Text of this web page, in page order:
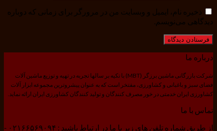
ذخیره نام، ایمیل و وبسایت من در مرورگر برای زمانی که دوباره
دیدگاهی می‌نویسم.
درباره ما
شرکت بازرگانی ماشین برزگر (MBT) با تکیه بر سالها تجربه در تهیه و توزیع ماشین آلات
فضای سبز و باغبانی و کشاورزی، مفتخر است که به عنوان پیشروترین مجموعه ابزار آلات
کشاورزی ایران خدمتی در خور مصرف کنندگان و تولید کنندگان کشاورزی ایران ارائه نماید.
تماس با ما
از طریق شماره تلفن های زیر با ما در ارتباط باشید : ۰۲۱۶۶۵۶۹۰۹۴ -